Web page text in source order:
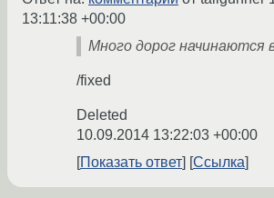
13:11:38 +00:00
Много дорог начинаются
/fixed
Deleted
10.09.2014 13:22:03 +00:00
Показать ответ
Ссылка